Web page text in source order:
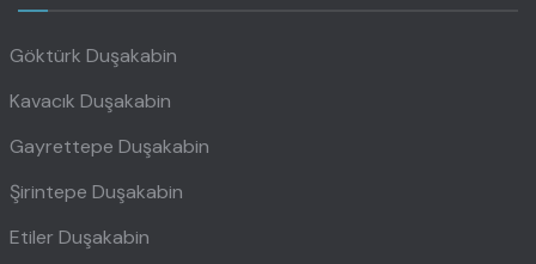
Göktürk Duşakabin
Kavacık Duşakabin
Gayrettepe Duşakabin
Şirintepe Duşakabin
Etiler Duşakabin